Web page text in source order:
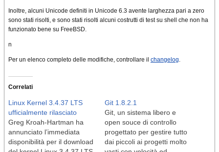
Inoltre, alcuni Unicode definiti in Unicode 6.3 avente larghezza pari a zero
sono stati risolti, e sono stati risolti alcuni costrutti di test su shell che non ha
funzionato bene su FreeBSD.
n
Per un elenco completo delle modifiche, controllare il changelog.
Correlati
Linux Kernel 3.4.37 LTS
ufficialmente rilasciato
Greg Kroah-Hartman ha
annunciato l’immediata
disponibilità per il download
Git 1.8.2.1
Git, un sistema libero e
open souce di controllo
progettato per gestire tutto
dai piccoli ai progetti molto